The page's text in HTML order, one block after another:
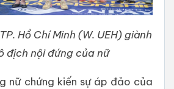
Hồ Chí Minh (W. UEH) giành
địch nội đứng của nữ
nữ chứng kiến sự áp đảo của